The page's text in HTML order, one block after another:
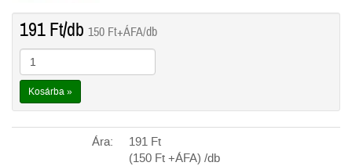
191Ft/db 150 Ft+ÁFA/db
Kosárba »
Ára: 191 Ft
(150 Ft +ÁFA) /db